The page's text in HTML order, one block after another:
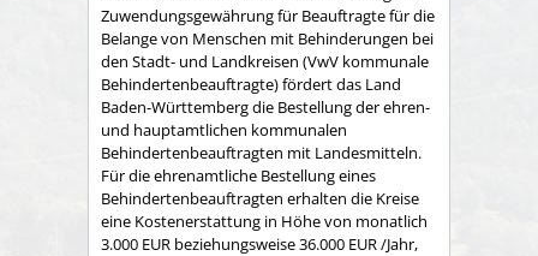
Zuwendungsgewährung für Beauftragte für die
Belange von Menschen mit Behinderungen bei
den Stadt- und Landkreisen (VwV kommunale
Behindertenbeauftragte)fördert das Land
Baden-Württemberg die Bestellung der ehren-
und hauptamtlichen kommunalen
Behindertenbeauftragten mit Landesmitteln.
Für die ehrenamtliche Bestellung eines
Behindertenbeauftragten erhalten die Kreise
eine Kostenerstattung in Höhe von monatlich
3.000 EUR beziehungsweise 36.000 EUR /Jahr,